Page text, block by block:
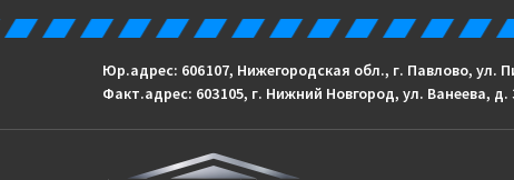
Юр.адрес: 606 107, Нижегородская обл., г. Павлово, ул.
Факт.адрес: 603 105, г. Нижний Новгород, ул. Ванеева, д.